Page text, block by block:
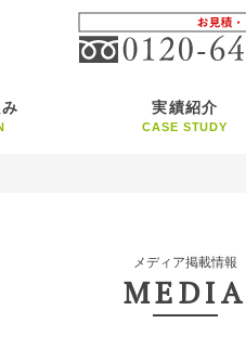
実績紹介
CASE STUDY
メディア掲載情報
MEDIA